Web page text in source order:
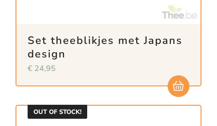
Set theeblikjes met Japans
design
€ 24,95
OUT OF STOCK!